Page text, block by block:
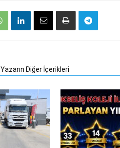
Yazarın Diğer İçerikleri